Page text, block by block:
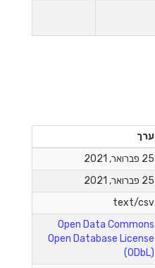
ערך
25 פברואר, 2021
25 פברואר, 2021
text/csv
Open Data Commons
Open Database License
(ODbL)